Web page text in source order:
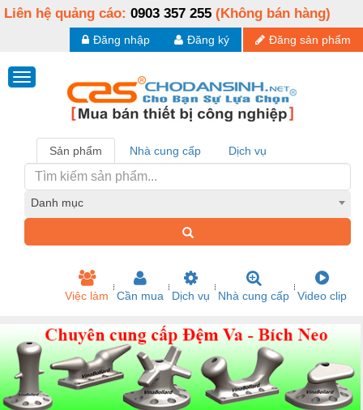
Liên hệ quảng cáo: 0903 357 255 (Không bán hàng)
Đăng sản phẩm
Đăng ký
Đăng nhập
Sản phẩm Nhà cung cấp Dịch vụ
Danh mục
Việc làm Cần mua Dịch vụ Nhà cung cấp Video clip